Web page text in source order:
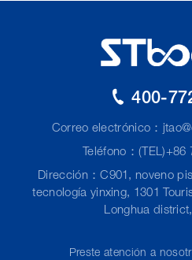
400-
Correo electrónico：
Teléfono：
Dirección：C901, noveno
tecnología yinxing, 1301
Longhua
Preste atención a